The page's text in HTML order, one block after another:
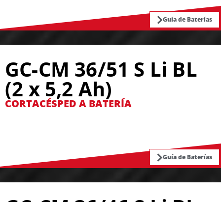
Guía de Baterías
GC-CM 36/51 S Li BL
(2 x 5,2 Ah)
CORTACÉSPED A BATERÍA
Guía de Baterías